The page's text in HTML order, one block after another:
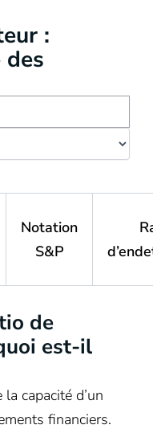
:
Notation
S&P
de
est-il
capacité d’un
financiers.